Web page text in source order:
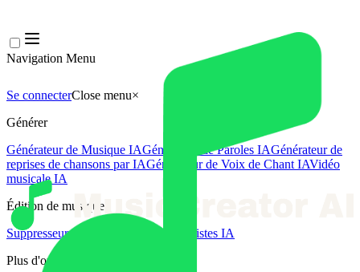
Navigation Menu
Se connecterClose menu×
Générer
Générateur de Musique IAGénérateur de Paroles IAGénérateur de
reprises de chansons par IAGénérateur de Voix de Chant IAVidéo
musicale IA
Édition de musique
Suppresseur Vocal AI
Séparateur de Pistes IA
Plus d'outils musicaux